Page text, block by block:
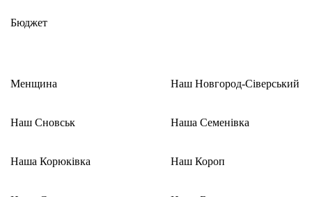
Бюджет
Менщина
Наш Сновськ
Наша Корюківка
Наш Новгород-Сіверський
Наша Семенівка
Наш Короп